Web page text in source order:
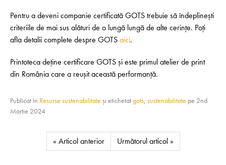
Pentru a deveni companie certificată GOTS trebuie să îndeplinești
criteriile de mai sus alături de o lungă lungă de alte cerințe. Poți
afla detalii complete despre GOTSaici.
Printoteca deține certificare GOTS și este primul atelier de print
din România care a reușit această performanță.
Publicat în Resurse sustenabilitate și etichetatgots, sustenabilitate pe 2nd
Martie 2024
« Articol anterior Următorul articol »